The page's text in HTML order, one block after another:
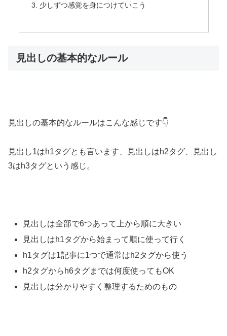
少しずつ感覚を身につけていこう
見出しの基本的なルール
見出しの基本的なルールはこんな感じです👇
見出し1はh1タグとも言います、見出しはh2タグ、見出し
3はh3タグという感じ。
見出しは全部で6つあって上から順に大きい
見出しはh1タグから始まって順に使って行く
h1タグは1記事に1つで通常はh2タグから使う
h2タグからh6タグまでは何度使ってもOK
見出しは分かりやすく整理するためのもの